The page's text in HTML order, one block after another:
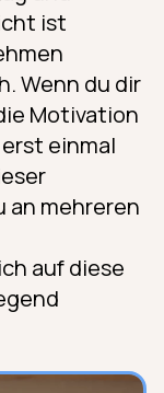
ist
Wenn du dir
Motivation
einmal
an mehreren
auf diese